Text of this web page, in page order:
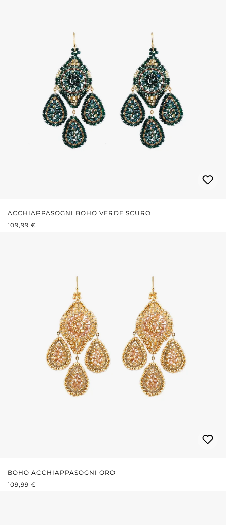
ACCHIAPPASOGNI BOHO VERDE SCURO
PREZZO NORMALE:
109,99 €
BOHO ACCHIAPPASOGNI ORO
PREZZO NORMALE:
109,99 €